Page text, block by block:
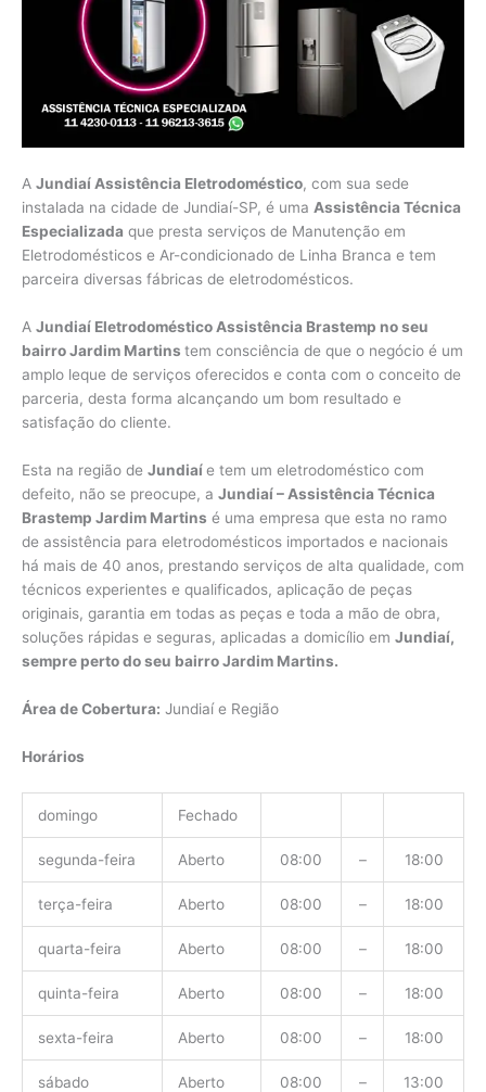
A Jundiaí Assistência Eletrodoméstico, com sua sede
instalada na cidade de Jundiaí-SP, é uma Assistência Técnica
Especializada que presta serviços de Manutenção em
Eletrodomésticos e Ar-condicionado de Linha Branca e tem
parceira diversas fábricas de eletrodomésticos.
A Jundiaí Eletrodoméstico Assistência Brastemp no seu
bairro Jardim Martins tem consciência de que o negócio é um
amplo leque de serviços oferecidos e conta com o conceito de
parceria, desta forma alcançando um bom resultado e
satisfação do cliente.
Esta na região de Jundiaíe tem um eletrodoméstico com
defeito, não se preocupe, a Jundiaí – Assistência Técnica
Brastemp Jardim Martins é uma empresa que esta no ramo
de assistência para eletrodomésticos importados e nacionais
há mais de 40 anos, prestando serviços de alta qualidade, com
técnicos experientes e qualificados, aplicação de peças
originais, garantia em todas as peças e toda a mão de obra,
soluções rápidas e seguras, aplicadas a domicílio em Jundiaí,
sempre perto do seu bairro Jardim Martins.
Área de Cobertura: Jundiaí e Região
Horários
domingo Fechado
segunda-feira Aberto 08:00 – 18:00
terça-feira Aberto 08:00 – 18:00
quarta-feira Aberto 08:00 – 18:00
quinta-feira Aberto 08:00 – 18:00
sexta-feira Aberto 08:00 – 18:00
sábado Aberto 08:00 – 13:00